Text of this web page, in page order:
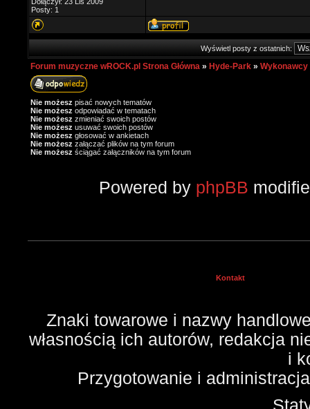
Posty: 1
Wyświetl posty z ostatnich:
Forum muzyczne wROCK.pl Strona Główna » Hyde-Park » Wykonawcy
Nie możesz pisać nowych tematów
Nie możesz odpowiadać w tematach
Nie możesz zmieniać swoich postów
Nie możesz usuwać swoich postów
Nie możesz głosować w ankietach
Nie możesz załączać plików na tym forum
Nie możesz ściągać załączników na tym forum
Powered by phpBB
Kontakt
Znaki towarowe i nazwy
własnością ich autorów, redakcja
i
Przygotowanie i